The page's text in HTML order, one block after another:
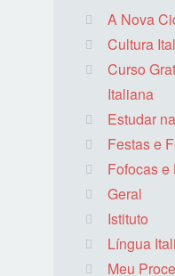
A Nova
Cultura
Curso
Italiana
Estudar
Festas e
Fofocas e
Geral
Istituto
Língua
Meu